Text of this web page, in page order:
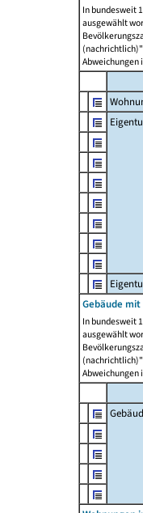
In bundesweit
ausgewählt
Abweichungen
Gebäude
In bundesweit
ausgewählt
Abweichungen